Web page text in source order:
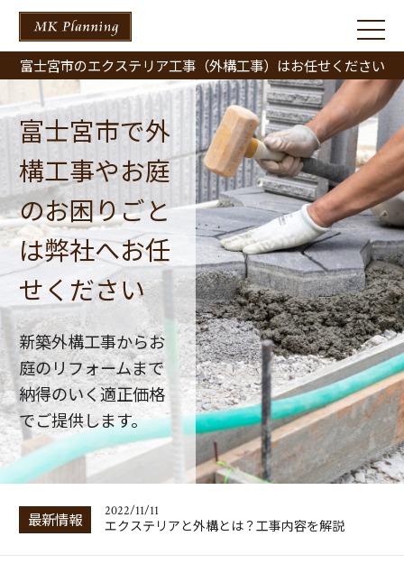
富士宮市のエクステリア工事（外構工事）はお任せください
富士宮市で外
構工事やお庭
のお困りごと
は弊社へお任
せください
新築外構工事からお
庭のリフォームまで
納得のいく適正価格
でご提供します。
最新情報
2022/05/31
ホームページを新たに作成しました
2022/12/12
フェンス工事に使用される独立基礎やブロックに
2022/11/11
エクステリアと外構とは？工事内容を解説